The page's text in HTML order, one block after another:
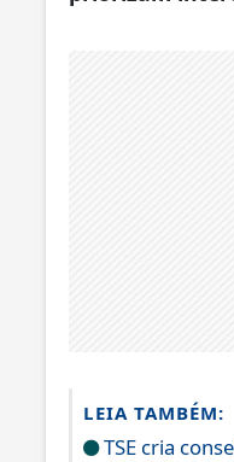
LEIA TAMBÉM:
TSE cria